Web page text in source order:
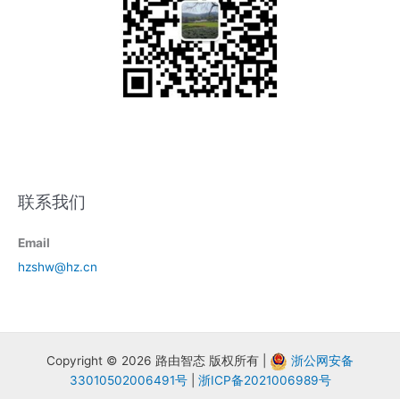
联系我们
Email
hzshw@hz.cn
Copyright © 2026 路由智态 版权所有 |
浙公网安备
33010502006491号| 浙ICP备2021006989号